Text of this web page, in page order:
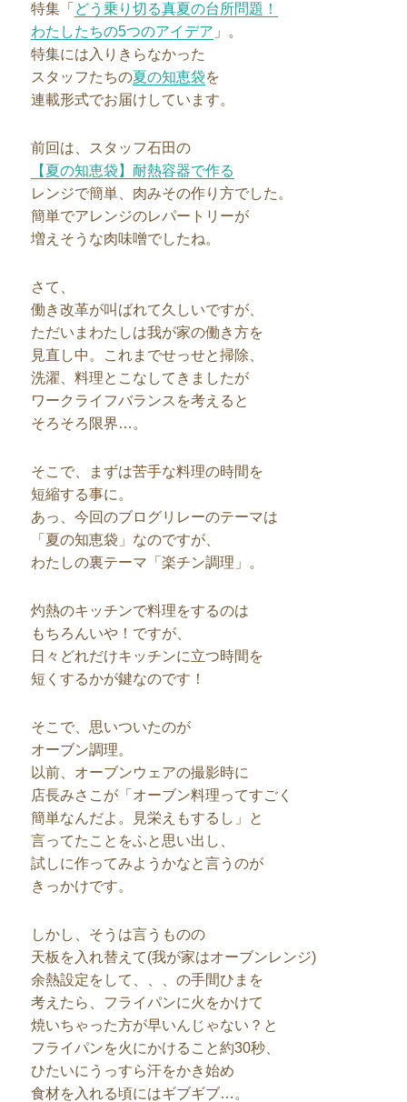
特集「 どう乗り切る真夏の台所問題！
わたしたちの5つのアイデア 」。
特集には入りきらなかった
スタッフたちの夏の知恵袋を
連載形式でお届けしています。
前回は、スタッフ石田の
【夏の知恵袋】耐熱容器で作る
レンジで簡単、肉みその作り方でした。
簡単でアレンジのレパートリーが
増えそうな肉味噌でしたね。
さて、
働き改革が叫ばれて久しいですが、
ただいまわたしは我が家の働き方を
見直し中。これまでせっせと掃除、
洗濯、料理とこなしてきましたが
ワークライフバランスを考えると
そろそろ限界…。
そこで、まずは苦手な料理の時間を
短縮する事に。
あっ、今回のブログリレーのテーマは
「夏の知恵袋」なのですが、
わたしの裏テーマ「楽チン調理」。
灼熱のキッチンで料理をするのは
もちろんいや！ですが、
日々どれだけキッチンに立つ時間を
短くするかが鍵なのです！
そこで、思いついたのが
オーブン調理。
以前、オーブンウェアの撮影時に
店長みさこが「オーブン料理ってすごく
簡単なんだよ。見栄えもするし」と
言ってたことをふと思い出し、
試しに作ってみようかなと言うのが
きっかけです。
しかし、そうは言うものの
天板を入れ替えて(我が家はオーブンレンジ)
余熱設定をして、、、の手間ひまを
考えたら、フライパンに火をかけて
焼いちゃった方が早いんじゃない？と
フライパンを火にかけること約30秒、
ひたいにうっすら汗をかき始め
食材を入れる頃にはギブギブ…。